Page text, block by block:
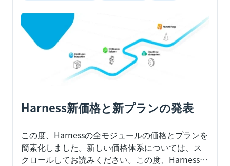
しているに過ぎないのです。このような無駄な支
出は、何の付加価値も与えずに運用コストを増加
させ、ビジネスの成長のために資金を投資するこ
とを妨げてしまいます。非本番アカウントは、こ
のようなコストの主な原因となります。このアカ
ウントでは、リソースはほとんどの時間アクティ
ときにのみ使用されます。
Harness新価格と新プランの発表
この度、Harnessの全モジュールの価格とプランを
簡素化しました。新しい価格体系については、ス
クロールしてお読みください。 この度、Harnessの